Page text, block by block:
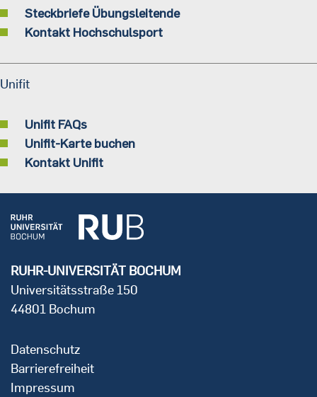
Steckbriefe Übungsleitende
Kontakt Hochschulsport
Unifit
Unifit FAQs
Unifit-Karte buchen
Kontakt Unifit
RUHR-UNIVERSITÄT BOCHUM
Universitätsstraße 150
44801 Bochum
Datenschutz
Barrierefreiheit
Impressum